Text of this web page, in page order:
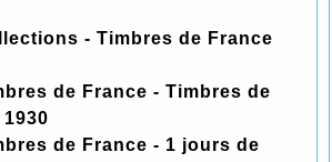
- Timbres de France
de France - Timbres de
de France - 1 jours de